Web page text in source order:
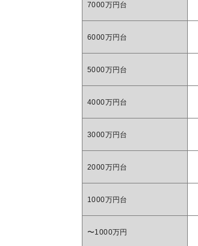
7000万円台
6000万円台
5000万円台
4000万円台
3000万円台
2000万円台
1000万円台
〜1000万円